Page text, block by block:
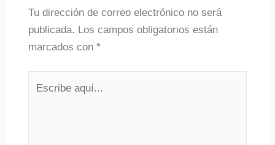
Tu dirección de correo electrónico no será
publicada. Los campos obligatorios están
marcados con *